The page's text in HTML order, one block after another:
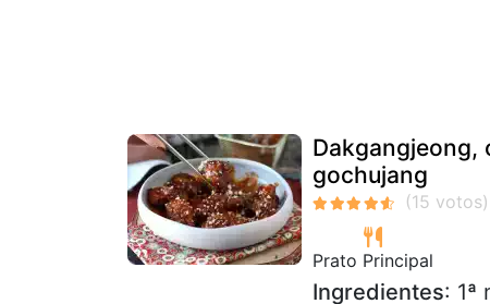
gochujang
Prato Principal
Ingredientes: 1ª